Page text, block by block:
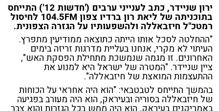
ירון שניידר, כתב לענייני ערבים ('חדשות 12') התייחס
בתוכניתה של ליאת רון ברדיו צפון 104.5FM לחיסול
רמטכ"ל חיזבאללה ולהשפעותיו על הגזרה הצפונית.
"ההחלטה לסכל אותו הייתה כתוצאה ממודיעין מתפרץ.
העיתוי לא מקרי, אנחנו בעליית מדרגות זריזה בימים
האחרונים. זו מגמה שנמשכת מתחילת הפסקת האש",
ציין שניידר. "המטרה של ישראל היא למנוע את
ההתעצמות המואצת של חיזבאללה".
בהמשך התייחס לטבטבאי: "הוא היה אחראי על הכוחות
של חיזבאללה בסוריה ובעיראק, הוא היה מעורב בפגיעה